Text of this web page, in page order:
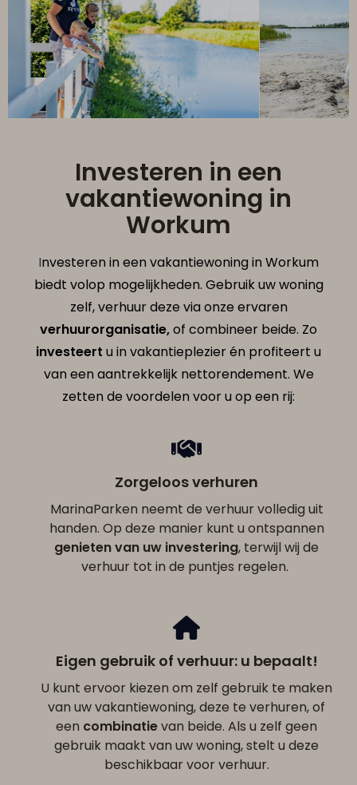
Investeren in een
vakantiewoning in
Workum
Investeren in een vakantiewoning in Workum
biedt volop mogelijkheden. Gebruik uw woning
zelf, verhuur deze via onze ervaren
verhuurorganisatie,of combineer beide. Zo
investeert u in vakantieplezier én profiteert u
van een aantrekkelijk nettorendement. We
zetten de voordelen voor u op een rij:
Zorgeloos verhuren
MarinaParken neemt de verhuur volledig uit
handen. Op deze manier kunt u ontspannen
genieten van uw investering, terwijl wij de
verhuur tot in de puntjes regelen.
Eigen gebruik of verhuur: u bepaalt!
U kunt ervoor kiezen om zelf gebruik te maken
van uw vakantiewoning, deze te verhuren, of
een combinatievan beide. Als u zelf geen
gebruik maakt van uw woning, stelt u deze
beschikbaar voor verhuur.